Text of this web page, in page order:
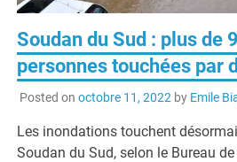
Soudan du Sud : plus de
personnes touchées par
Posted on octobre 11, 2022 by Emile
Les inondations touchent
Soudan du Sud, selon le Bureau